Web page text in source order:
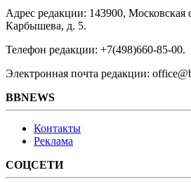
Адрес редакции: 143900, Московская
Карбышева, д. 5.
Телефон редакции: +7(498)660-85-00.
Электронная почта редакции:
BBNEWS
Контакты
Реклама
СОЦСЕТИ